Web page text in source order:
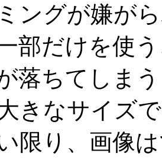
ングが嫌が
部だけを使
落ちてしま
きなサイズ
限り、画像